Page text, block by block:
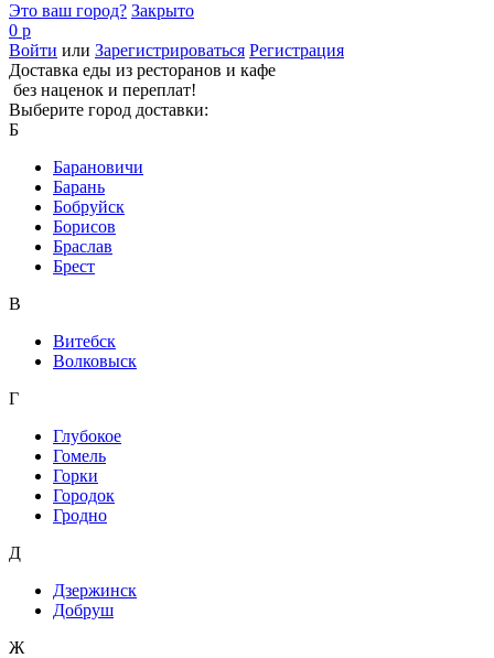
Это ваш город? Закрыто
0 р
Войти или Зарегистрироваться Регистрация
Доставка еды из ресторанов и кафе
без наценок и переплат!
Выберите город доставки:
Б
Барановичи
Барань
Бобруйск
Борисов
Браслав
Брест
В
Витебск
Волковыск
Г
Глубокое
Гомель
Горки
Городок
Гродно
Д
Дзержинск
Добруш
Ж